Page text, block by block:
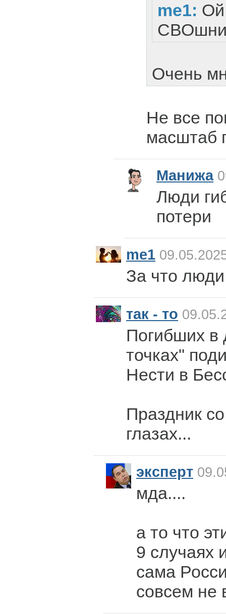
me1: Ой
Очень
Не все
масштаб
Манижа
Люди
потери
me1
За что люди
так - то
Погибших в
точках"
Нести в
Праздник
глазах...
эксперт
мда....
а то что
9 случаях
сама
совсем не